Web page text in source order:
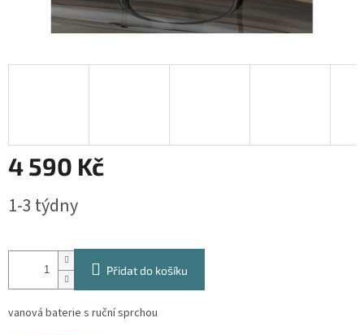
4 590 Kč
cena:
1-3 týdny
Přidat do košíku
vanová baterie s ruční sprchou